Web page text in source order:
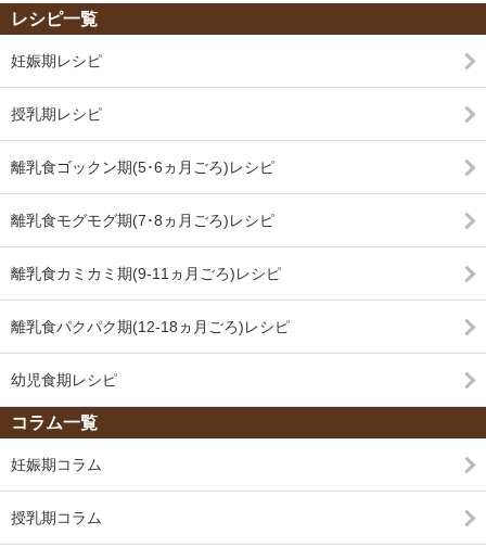
レシピ一覧
妊娠期レシピ
授乳期レシピ
離乳食ゴックン期(5･6ヵ月ごろ)レシピ
離乳食モグモグ期(7･8ヵ月ごろ)レシピ
離乳食カミカミ期(9-11ヵ月ごろ)レシピ
離乳食パクパク期(12-18ヵ月ごろ)レシピ
幼児食期レシピ
コラム一覧
妊娠期コラム
授乳期コラム